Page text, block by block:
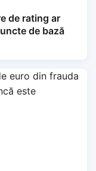
de rating ar
de bază